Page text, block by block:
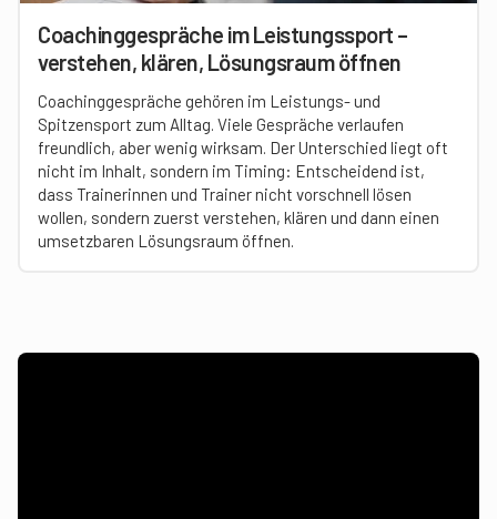
Coachinggespräche im Leistungssport –
verstehen, klären, Lösungsraum öffnen
Coachinggespräche gehören im Leistungs- und
Spitzensport zum Alltag. Viele Gespräche verlaufen
freundlich, aber wenig wirksam. Der Unterschied liegt oft
nicht im Inhalt, sondern im Timing: Entscheidend ist,
dass Trainerinnen und Trainer nicht vorschnell lösen
wollen, sondern zuerst verstehen, klären und dann einen
umsetzbaren Lösungsraum öffnen.